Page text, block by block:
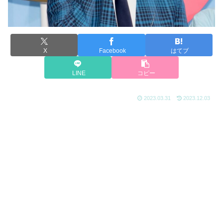
X Facebook はてブ
LINE コピー
2023.03.31 2023.12.03